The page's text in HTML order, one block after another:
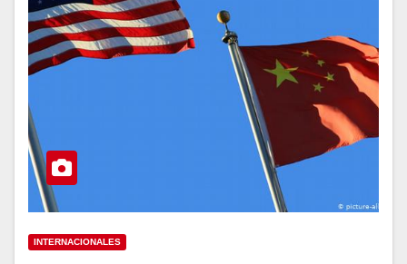
INTERNACIONALES